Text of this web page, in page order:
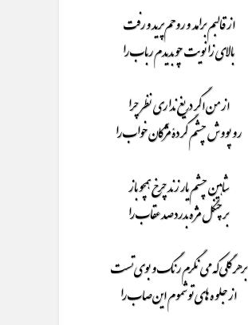
از قالبم برامد و روحم پرید و رفت
بالای زا نویت چو بدیدم رباب را
از من اگر دریغ نداری نظر چرا
رو پووش چشم گردۀ مژگان خواب را
شاهین چشم یار زند چرخ همچو باز
بر چنگل مژه بدرد صد عقاب را
برهر گلی که می نگرم رنگ و بوی تست
از جلوه های تو شموم این صاب را